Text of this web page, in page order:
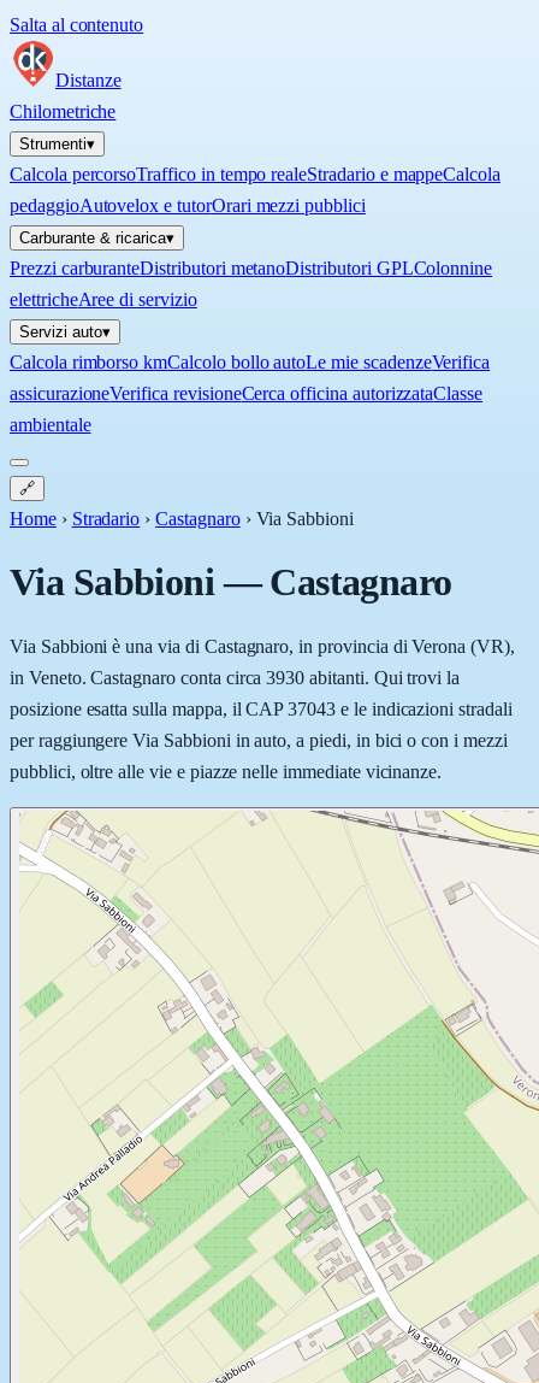
Salta al contenuto
Distanze
Chilometriche
Strumenti▾
Calcola percorsoTraffico in tempo realeStradario e mappeCalcola
pedaggioAutovelox e tutorOrari mezzi pubblici
Carburante & ricarica▾
Prezzi carburanteDistributori metanoDistributori GPLColonnine
elettricheAree di servizio
Servizi auto▾
Calcola rimborso kmCalcolo bollo autoLe mie scadenzeVerifica
assicurazioneVerifica revisioneCerca officina autorizzataClasse
ambientale
🔗
Home › Stradario › Castagnaro › Via Sabbioni
Via Sabbioni—Castagnaro
Via Sabbioni è una via di Castagnaro, in provincia di Verona (VR),
in Veneto. Castagnaro conta circa 3930 abitanti. Qui trovi la
posizione esatta sulla mappa, il CAP 37043 e le indicazioni stradali
per raggiungere Via Sabbioni in auto, a piedi, in bici o con i mezzi
pubblici, oltre alle vie e piazze nelle immediate vicinanze.